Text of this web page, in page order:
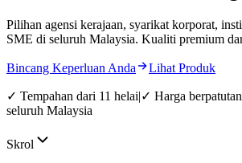
Pilihan agensi kerajaan, syarikat korporat,
SME di seluruh Malaysia. Kualiti premium
Bincang Keperluan Anda Lihat Produk
✓ Tempahan dari 11 helai|✓ Harga berpatutan
seluruh Malaysia
Skrol